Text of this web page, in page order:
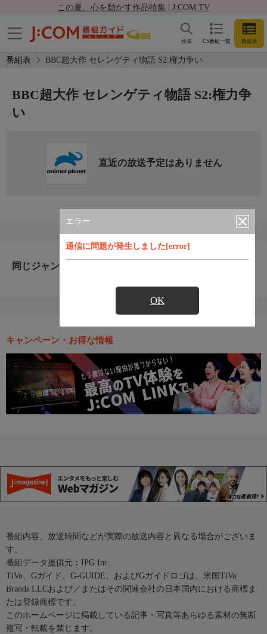
この夏、心を動かす作品特集 | J:COM TV
CS番組一覧 番組表
検索
番組表 BBC超大作 セレンゲティ物語 S2:権力争い
エラー
通信に問題が発生しました[error]
OK
BBC超大作 セレンゲティ物語 S2:権力争
い
直近の放送予定はありません
同じジャンルのおすすめ番組
キャンペーン・お得な情報
番組内容、放送時間などが実際の放送内容と異なる場合がございま
す。
番組データ提供元：IPG Inc.
TiVo、Gガイド、G-GUIDE、およびGガイドロゴは、米国TiVo
Brands LLCおよび／またはその関連会社の日本国内における商標ま
たは登録商標です。
このホームページに掲載している記事・写真等あらゆる素材の無断
複写・転載を禁じます。